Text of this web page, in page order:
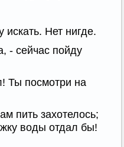
Нет нигде.
- сейчас пойду
Ты посмотри на
пить захотелось;
воды отдал бы!